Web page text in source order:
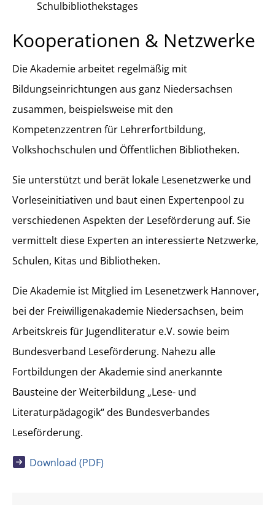
Schulbibliothekstages
Kooperationen & Netzwerke
Die Akademie arbeitet regelmäßig mit
Bildungseinrichtungen aus ganz Niedersachsen
zusammen, beispielsweise mit den
Kompetenzzentren für Lehrerfortbildung,
Volkshochschulen und Öffentlichen Bibliotheken.
Sie unterstützt und berät lokale Lesenetzwerke und
Vorleseinitiativen und baut einen Expertenpool zu
verschiedenen Aspekten der Leseförderung auf. Sie
vermittelt diese Experten an interessierte Netzwerke,
Schulen, Kitas und Bibliotheken.
Die Akademie ist Mitglied im Lesenetzwerk Hannover,
bei der Freiwilligenakademie Niedersachsen, beim
Arbeitskreis für Jugendliteratur e.V. sowie beim
Bundesverband Leseförderung. Nahezu alle
Fortbildungen der Akademie sind anerkannte
Bausteine der Weiterbildung „Lese- und
Literaturpädagogik“ des Bundesverbandes
Leseförderung.
Download (PDF)